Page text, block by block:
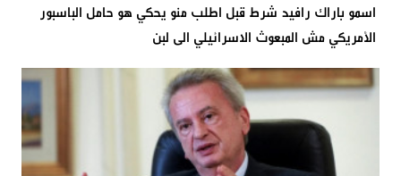
اسمو باراك رافيد شرط قبل اطلب منو يحكي هو حامل الباسبور
الأمريكي ‏مش المبعوث الاسرائيلي الى لبن